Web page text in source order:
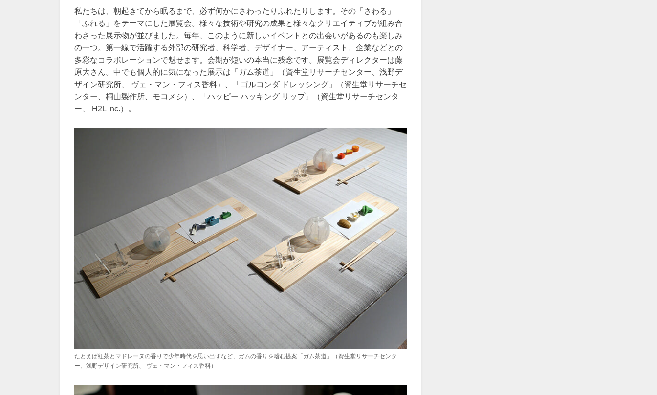
私たちは、朝起きてから眠るまで、必ず何かにさわったりふれたりします。その「さわる」
「ふれる」をテーマにした展覧会。様々な技術や研究の成果と様々なクリエイティブが組み合
わさった展示物が並びました。毎年、このように新しいイベントとの出会いがあるのも楽しみ
の一つ。第一線で活躍する外部の研究者、科学者、デザイナー、アーティスト、企業などとの
多彩なコラボレーションで魅せます。会期が短いの本当に残念です。展覧会ディレクターは藤
原大さん。中でも個人的に気になった展示は「ガム茶道」（資生堂リサーチセンター、浅野デ
ザイン研究所、 ヴェ・マン・フィス香料）、「ゴルコンダ ドレッシング」（資生堂リサーチセ
ンター、桐山製作所、モコメシ）、「ハッピー ハッキング リップ」（資生堂リサーチセンタ
ー、 H2L Inc.）。
たとえば紅茶とマドレーヌの香りで少年時代を思い出すなど、ガムの香りを嗜む提案「ガム茶道」（資生堂リサーチセンタ
ー、浅野デザイン研究所、 ヴェ・マン・フィス香料）